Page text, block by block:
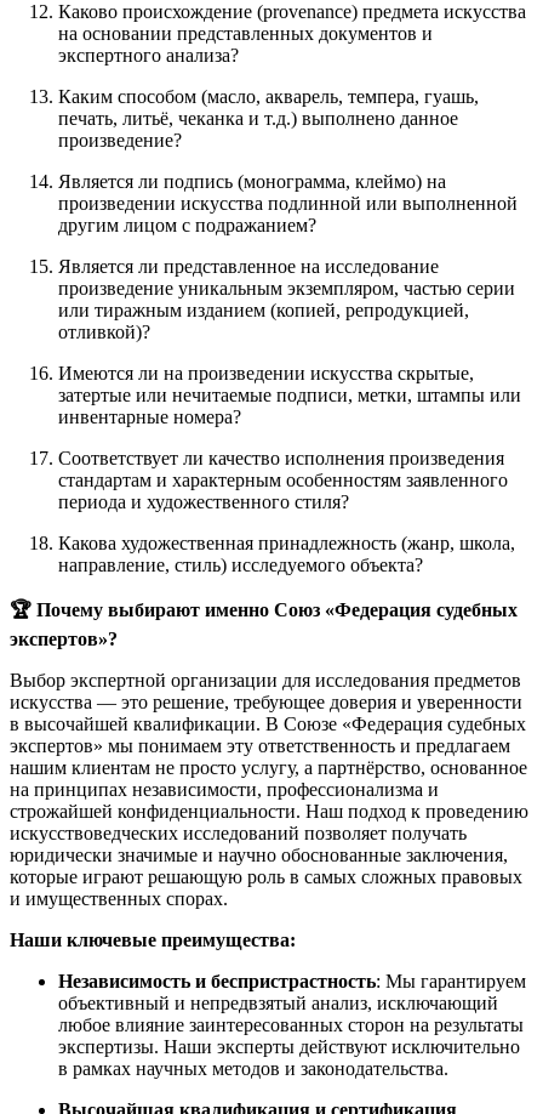
Каково происхождение (provenance) предмета искусства
на основании представленных документов и
экспертного анализа?
Каким способом (масло, акварель, темпера, гуашь,
печать, литьё, чеканка и т.д.) выполнено данное
произведение?
Является ли подпись (монограмма, клеймо) на
произведении искусства подлинной или выполненной
другим лицом с подражанием?
Является ли представленное на исследование
произведение уникальным экземпляром, частью серии
или тиражным изданием (копией, репродукцией,
отливкой)?
Имеются ли на произведении искусства скрытые,
затертые или нечитаемые подписи, метки, штампы или
инвентарные номера?
Соответствует ли качество исполнения произведения
стандартам и характерным особенностям заявленного
периода и художественного стиля?
Какова художественная принадлежность (жанр, школа,
направление, стиль) исследуемого объекта?
🏆 Почему выбирают именно Союз «Федерация судебных
экспертов»?
Выбор экспертной организации для исследования предметов
искусства — это решение, требующее доверия и уверенности
в высочайшей квалификации. В Союзе «Федерация судебных
экспертов» мы понимаем эту ответственность и предлагаем
нашим клиентам не просто услугу, а партнёрство, основанное
на принципах независимости, профессионализма и
строжайшей конфиденциальности. Наш подход к проведению
искусствоведческих исследований позволяет получать
юридически значимые и научно обоснованные заключения,
которые играют решающую роль в самых сложных правовых
и имущественных спорах.
Наши ключевые преимущества:
Независимость и беспристрастность: Мы гарантируем
объективный и непредвзятый анализ, исключающий
любое влияние заинтересованных сторон на результаты
экспертизы. Наши эксперты действуют исключительно
в рамках научных методов и законодательства.